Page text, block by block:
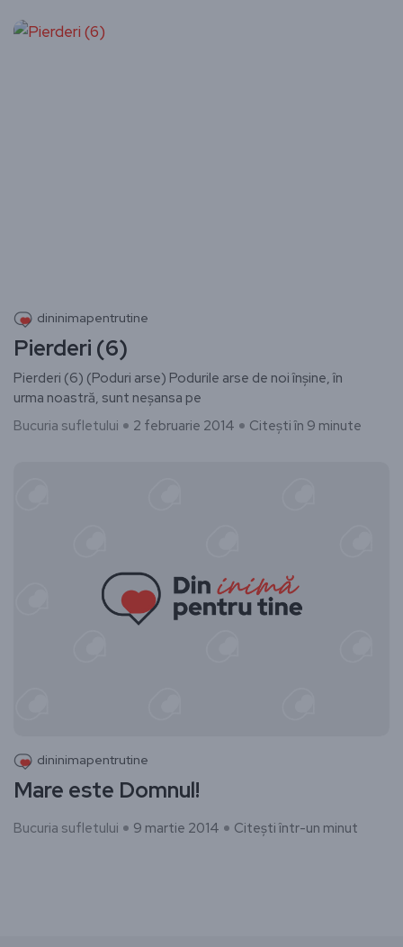
dininimapentrutine
Pierderi (6)
Pierderi (6) (Poduri arse) Podurile arse de noi înșine, în
urma noastră, sunt neșansa pe
Bucuria sufletului
2 februarie 2014 Citești în 9 minute
dininimapentrutine
Mare este Domnul!
Bucuria sufletului 9 martie 2014 Citești într-un minut